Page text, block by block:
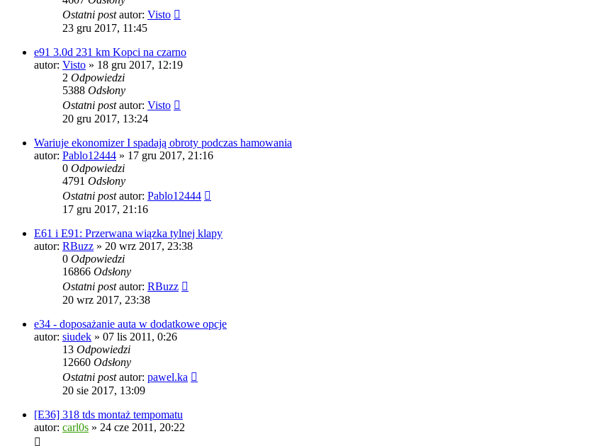
Ostatni postautor: Visto
23 gru 2017, 11:45
e91 3.0d 231 km Kopci na czarno
autor: Visto » 18 gru 2017, 12:19
2 Odpowiedzi
5388 Odsłony
Ostatni postautor: Visto
20 gru 2017, 13:24
Wariuje ekonomizer I spadają obroty podczas hamowania
autor: Pablo12444 » 17 gru 2017, 21:16
0 Odpowiedzi
4791 Odsłony
Ostatni postautor: Pablo12444
17 gru 2017, 21:16
E61 i E91: Przerwana wiązka tylnej klapy
autor: RBuzz » 20 wrz 2017, 23:38
0 Odpowiedzi
16866 Odsłony
Ostatni postautor: RBuzz
20 wrz 2017, 23:38
e34 - doposażanie auta w dodatkowe opcje
autor: siudek » 07 lis 2011, 0:26
13 Odpowiedzi
12660 Odsłony
Ostatni postautor: pawel.ka
20 sie 2017, 13:09
[E36] 318 tds montaż tempomatu
autor: carl0s » 24 cze 2011, 20:22